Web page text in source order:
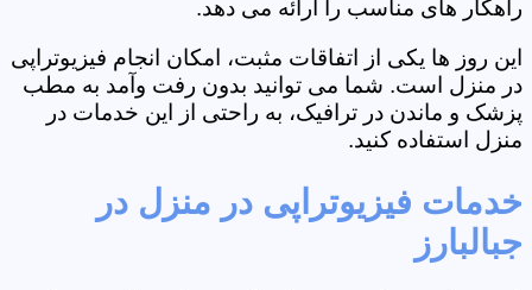
راهکار های مناسب را ارائه می دهد.
این روز ها یکی از اتفاقات مثبت، امکان انجام فیزیوتراپی
در منزل است. شما می توانید بدون رفت وآمد به مطب
پزشک و ماندن در ترافیک، به راحتی از این خدمات در
منزل استفاده کنید.
خدمات فیزیوتراپی در منزل در
جبالبارز